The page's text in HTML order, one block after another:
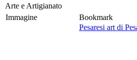
Arte e Artigianato
Immagine
Bookmark
Pesaresi art di